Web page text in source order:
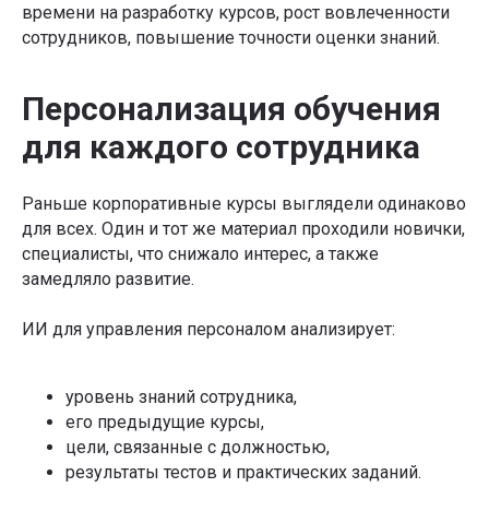
времени на разработку курсов, рост вовлеченности
сотрудников, повышение точности оценки знаний.
Персонализация обучения
для каждого сотрудника
Раньше корпоративные курсы выглядели одинаково
для всех. Один и тот же материал проходили новички,
специалисты, что снижало интерес, а также
замедляло развитие.
ИИ для управления персоналом анализирует:
уровень знаний сотрудника,
его предыдущие курсы,
цели, связанные с должностью,
результаты тестов и практических заданий.